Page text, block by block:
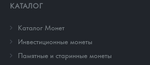
КАТАЛОГ
Каталог Монет
Инвестиционные монеты
Памятные и старинные монеты